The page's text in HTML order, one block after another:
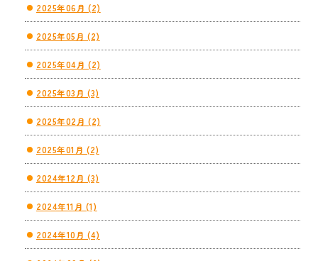
2025年06月 (2)
2025年05月 (2)
2025年04月 (2)
2025年03月 (3)
2025年02月 (2)
2025年01月 (2)
2024年12月 (3)
2024年11月 (1)
2024年10月 (4)